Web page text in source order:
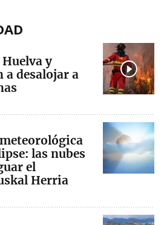
y
a desalojar a
las nubes
el
Herria